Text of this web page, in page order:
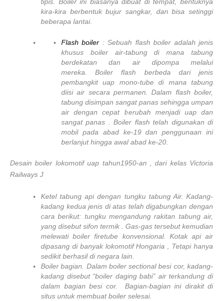
kira-kira berbentuk bujur sangkar, dan bisa setinggi
beberapa lantai.
Flash boiler : Sebuah flash boiler adalah jenis
khusus boiler air-tabung di mana tabung
berdekatan dan air dipompa melalui
mereka. Boiler flash berbeda dari jenis
pembangkit uap mono-tube di mana tabung
diisi air secara permanen. Dalam flash boiler,
tabung disimpan sangat panas sehingga umpan
air dengan cepat berubah menjadi uap dan
sangat panas . Boiler flash telah digunakan di
mobil pada abad ke-19 dan penggunaan ini
berlanjut hingga awal abad ke-20.
Desain boiler lokomotif uap tahun1950-an , dari kelas Victoria
Railways J
Ketel tabung api dengan tungku tabung Air. Kadang-
kadang kedua jenis di atas telah digabungkan dengan
cara berikut: tungku mengandung rakitan tabung air,
yang disebut sifon termik . Gas-gas tersebut kemudian
melewati boiler firetube konvensional. Kotak api air
dipasang di banyak lokomotif Hongaria , Tetapi hanya
sedikit berhasil di negara lain.
Boiler bagian. Dalam boiler sectional besi cor, kadang-
kadang disebut “boiler daging babi” air terkandung di
dalam bagian besi cor. Bagian-bagian ini dirakit di
situs untuk membuat boiler selesai.